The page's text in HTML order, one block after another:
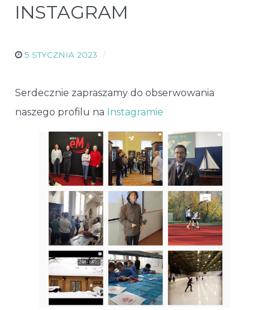
INSTAGRAM
5 STYCZNIA 2023
Serdecznie zapraszamy do obserwowania
naszego profilu na Instagramie